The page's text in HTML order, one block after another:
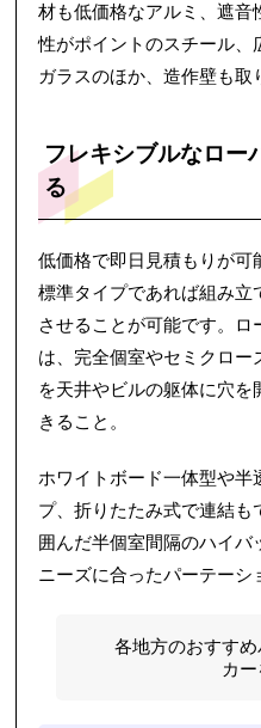
材も低価格なアルミ、遮音
性がポイントのスチール、
ガラスのほか、造作壁も取
フレキシブルなロー
る
低価格で即日見積もりが可
標準タイプであれば組み立
させることが可能です。ロ
は、完全個室やセミクロー
を天井やビルの躯体に穴
きること。
ホワイトボード一体型や半
プ、折りたたみ式で連結も
囲んだ半個室間隔のハイ
ニーズに合ったパーテーシ
各地方のおすす
カ